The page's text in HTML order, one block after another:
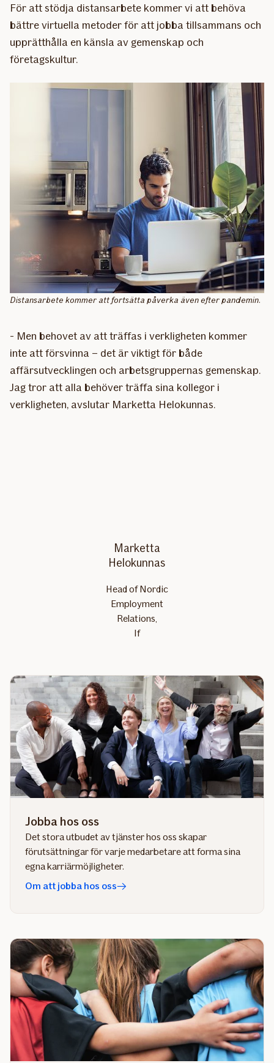
För att stödja distansarbete kommer vi att behöva
bättre virtuella metoder för att jobba tillsammans och
upprätthålla en känsla av gemenskap och
företagskultur.
Distansarbete kommer att fortsätta påverka även efter pandemin.
- Men behovet av att träffas i verkligheten kommer
inte att försvinna – det är viktigt för både
affärsutvecklingen och arbetsgruppernas gemenskap.
Jag tror att alla behöver träffa sina kollegor i
verkligheten, avslutar Marketta Helokunnas.
Marketta
Helokunnas
Head of Nordic
Employment
Relations,
If
Jobba hos oss
Det stora utbudet av tjänster hos oss skapar
förutsättningar för varje medarbetare att forma sina
egna karriärmöjligheter.
Om att jobba hos oss